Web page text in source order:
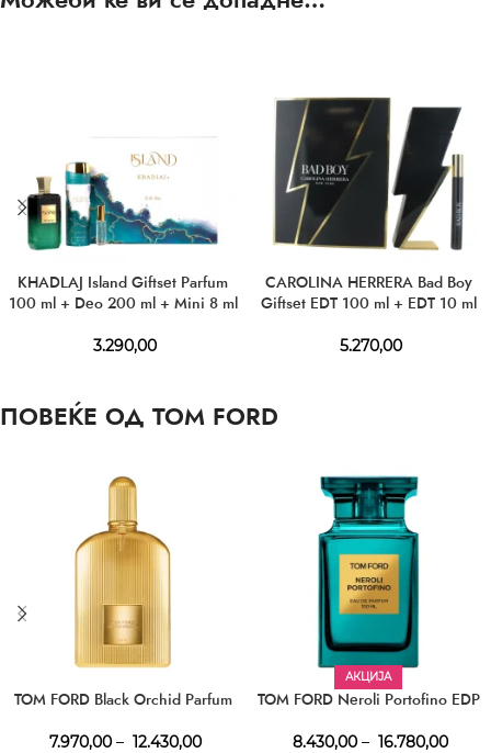
KHADLAJ Island Giftset Parfum
100 ml + Deo 200 ml + Mini 8 ml
3.290,00
CAROLINA HERRERA Bad Boy
Giftset EDT 100 ml + EDT 10 ml
5.270,00
ПОВЕЌЕ ОД TOM FORD
TOM FORD Black Orchid Parfum
7.970,00 – 12.430,00
АКЦИЈА
TOM FORD Neroli Portofino EDP
8.430,00 – 16.780,00